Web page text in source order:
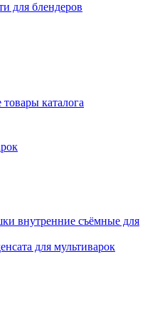
для блендеров
товары каталога
внутренние съёмные для
для мультиварок